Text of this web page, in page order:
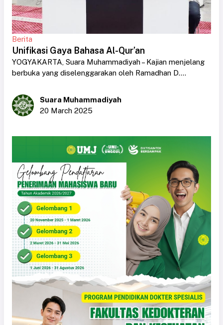
Berita
Unifikasi Gaya Bahasa Al-Qur’an
YOGYAKARTA, Suara Muhammadiyah – Kajian menjelang
berbuka yang diselenggarakan oleh Ramadhan D....
Suara Muhammadiyah
20 March 2025